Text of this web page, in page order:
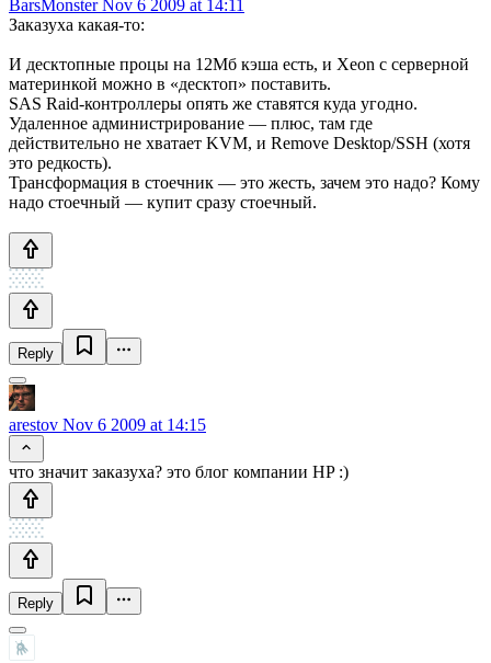
BarsMonsterNov 6 2009 at 14:11
Заказуха какая-то:
И десктопные процы на 12Мб кэша есть, и Xeon c серверной
материнкой можно в «десктоп» поставить.
SAS Raid-контроллеры опять же ставятся куда угодно.
Удаленное администрирование — плюс, там где
действительно не хватает KVM, и Remove Desktop/SSH (хотя
это редкость).
Трансформация в стоечник — это жесть, зачем это надо? Кому
надо стоечный — купит сразу стоечный.
Reply
arestov Nov 6 2009 at 14:15
что значит заказуха? это блог компании HP :)
Reply